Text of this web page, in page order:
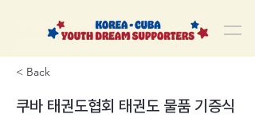
korea-cuba-dream
< Back
쿠바 태권도협회 태권도 물품 기증식